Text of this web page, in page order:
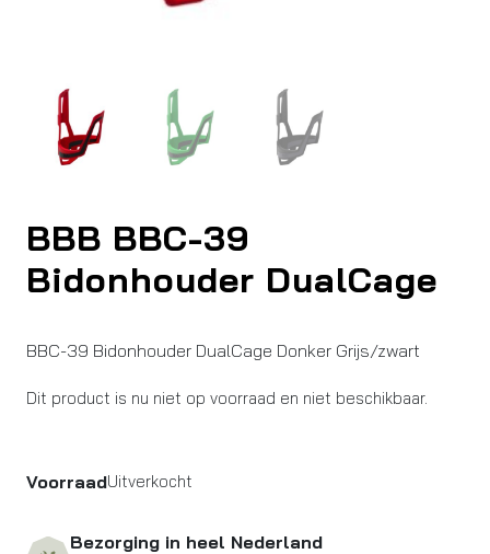
BBB BBC-39
Bidonhouder DualCage
BBC-39 Bidonhouder DualCage Donker Grijs/zwart
Dit product is nu niet op voorraad en niet beschikbaar.
VoorraadUitverkocht
Bezorging in heel Nederland